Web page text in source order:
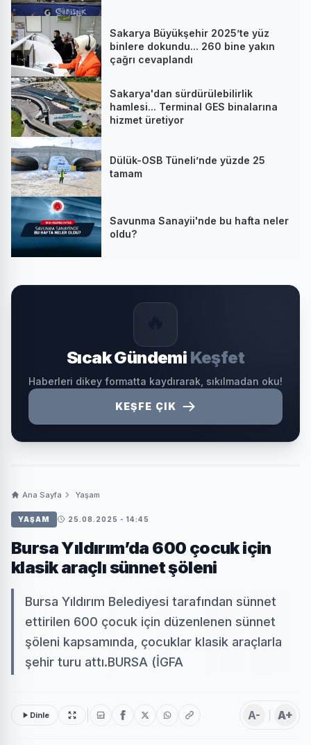
Sakarya Büyükşehir 2025’te yüz
binlere dokundu... 260 bine yakın
çağrı cevaplandı
Sakarya'dan sürdürülebilirlik
hamlesi... Terminal GES binalarına
hizmet üretiyor
Dülük-OSB Tüneli’nde yüzde 25
tamam
Savunma Sanayii'nde bu hafta neler
oldu?
Sıcak Gündemi Keşfet
Haberleri dikey formatta kaydırarak, sıkılmadan oku!
KEŞFE ÇIK
Ana Sayfa Yaşam
YAŞAM 25.08.2025 - 14:45
Bursa Yıldırım’da 600 çocuk için
klasik araçlı sünnet şöleni
Bursa Yıldırım Belediyesi tarafından sünnet
ettirilen 600 çocuk için düzenlenen sünnet
şöleni kapsamında, çocuklar klasik araçlarla
şehir turu attı.BURSA (İGFA
Dinle A- A+